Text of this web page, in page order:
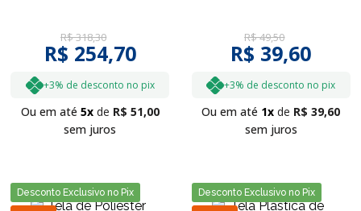
R$318,30
R$ 254,70
+3% de desconto no pix
Ou em até 5 R$ 51,00
sem juros
R$49,50
R$ 39,60
+3% de desconto no pix
Ou em até 1 R$ 39,60
sem juros
Desconto Exclusivo no Pix Desconto Exclusivo no Pix